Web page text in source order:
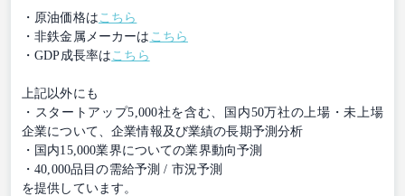
・原油価格は こちら
・非鉄金属メーカーは こちら
・GDP成長率は こちら
上記以外にも
・スタートアップ5,000社を含む、国内50万社の上場・未上場
企業について、企業情報及び業績の長期予測分析
・国内15,000業界についての業界動向予測
・40,000品目の需給予測 / 市況予測
を提供しています。